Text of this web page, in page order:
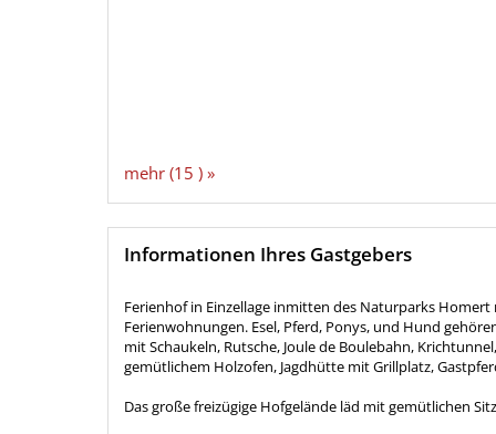
mehr (15 ) »
Informationen Ihres Gastgebers
Ferienhof in Einzellage inmitten des Naturparks
Ferienwohnungen. Esel, Pferd, Ponys, und Hund
mit Schaukeln, Rutsche, Joule de Boulebahn,
gemütlichem Holzofen, Jagdhütte mit Grillplatz,
Das große freizügige Hofgelände läd mit gemütlichen